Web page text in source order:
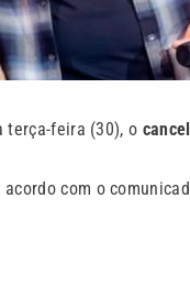
terça-feira (30), o
acordo com o